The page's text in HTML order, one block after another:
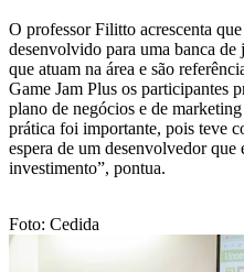
O professor Filitto acrescenta
desenvolvido para uma banca
que atuam na área e são
Game Jam Plus os participantes
plano de negócios e de marketing
prática foi importante, pois teve
espera de um desenvolvedor que
investimento”, pontua.
Foto: Cedida